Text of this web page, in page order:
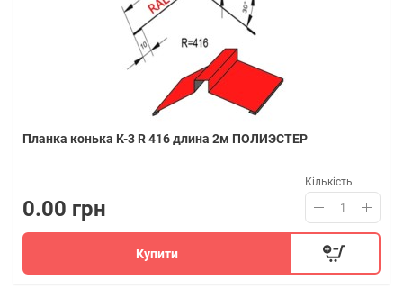
Планка конька К-3 R 416 длина 2м ПОЛИЭСТЕР
0.00 грн
Кількість
Купити